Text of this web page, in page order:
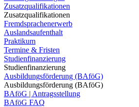
Zusatzqualifikationen
Zusatzqualifikationen
Fremdsprachenerwerb
Auslandsaufenthalt
Praktikum
Termine & Fristen
Studienfinanzierung
Studienfinanzierung
Ausbildungsförderung (BAföG)
Ausbildungsförderung (BAföG)
BAföG | Antragsstellung
BAföG FAQ